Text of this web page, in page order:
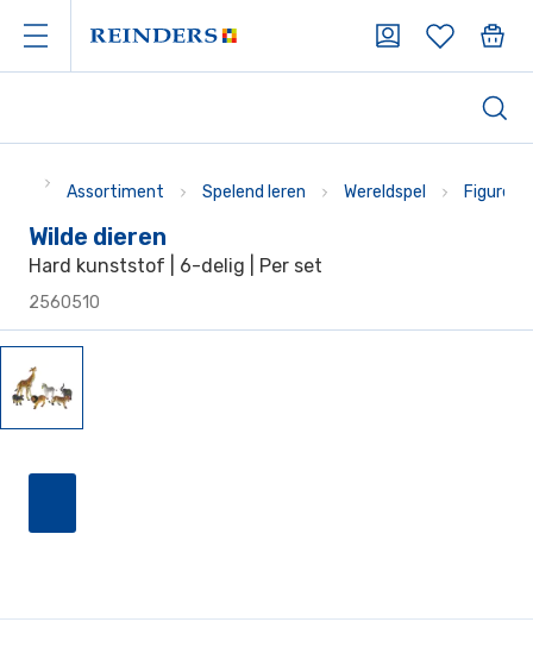
Assortiment Spelend leren Wereldspel Figuren
Wilde dieren
Hard kunststof | 6-delig | Per set
2560510